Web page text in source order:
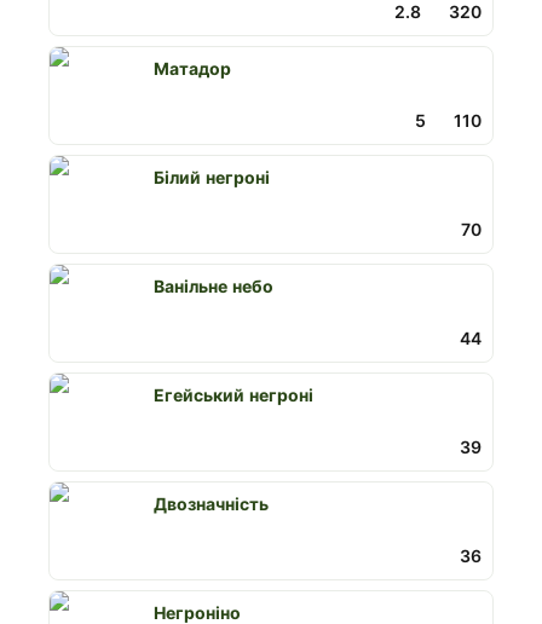
2.8 320
5 110
Матадор
70
Білий негроні
44
Ванільне небо
39
Егейський негроні
36
Двозначність
Негроніно